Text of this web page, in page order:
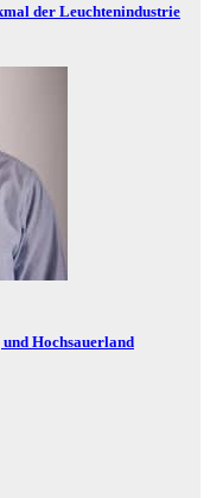
der Leuchtenindustrie
Hochsauerland